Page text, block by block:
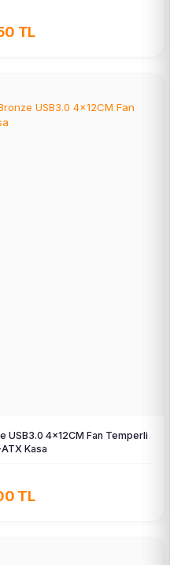
TL
USB3.0 4×12CM Fan Temperli
Kasa
TL